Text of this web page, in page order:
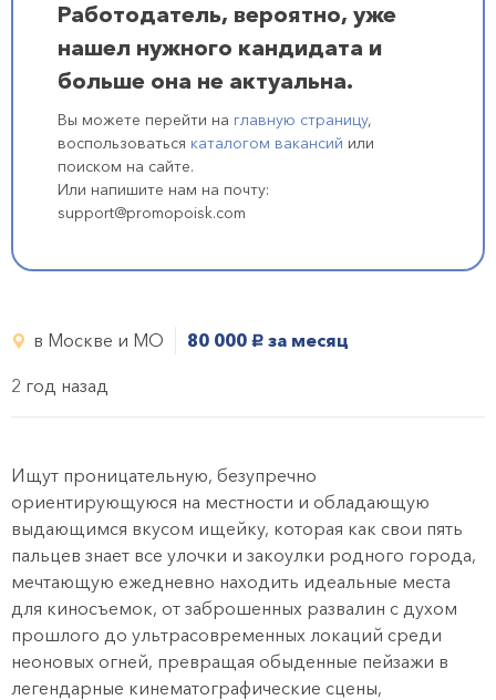
Работодатель, вероятно, уже
нашел нужного кандидата и
больше она не актуальна.
Вы можете перейти на главную страницу,
воспользоваться каталогом вакансий или
поиском на сайте.
Или напишите нам на почту:
support@promopoisk.com
в Москве и МО 80 000 руб. за месяц
2 год назад
Ищут проницательную, безупречно
ориентирующуюся на местности и обладающую
выдающимся вкусом ищейку, которая как свои пять
пальцев знает все улочки и закоулки родного города,
мечтающую ежедневно находить идеальные места
для киносъемок, от заброшенных развалин с духом
прошлого до ультрасовременных локаций среди
неоновых огней, превращая обыденные пейзажи в
легендарные кинематографические сцены,